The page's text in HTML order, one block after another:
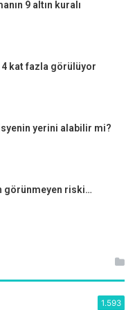
şunlardır;
%5ini azaltılmasını
oluşturulmalıdır.
öğelerini içerecek
6 öğün içerecek
boyu sürdürülebilir
9 altın kuralı
4 kat fazla görülüyor
yerini alabilir mi?
görünmeyen riski…
1.593